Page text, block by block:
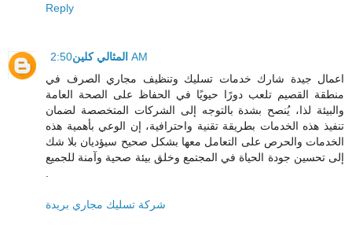
Reply
المثالي كلين 2:50 AM
اعمال جيدة شارك خدمات تسليك وتنظيف مجاري الصرف في
منطقة القصيم تلعب دورًا حيويًا في الحفاظ على الصحة العامة
والبيئة لذا، يُنصح بشدة بالتوجه إلى الشركات المتخصصة لضمان
تنفيذ هذه الخدمات بطريقة تقنية واحترافية، إن الوعي بأهمية هذه
الخدمات والحرص على التعامل معها بشكل صحيح سيؤديان بلا شك
إلى تحسين جودة الحياة في المجتمع وخلق بيئة صحية وآمنة للجميع
شركة تسليك مجاري بريدة